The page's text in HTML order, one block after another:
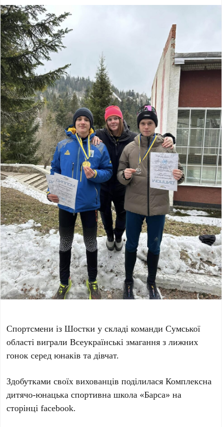
Спортсмени із Шостки у складі команди Сумської
області вигралиВсеукраїнські змагання з лижних
гонок серед юнаків та дівчат.
Здобутками своїх вихованців поділилася Комплексна
дитячо-юнацька спортивна школа «Барса» на
сторінці facebook.